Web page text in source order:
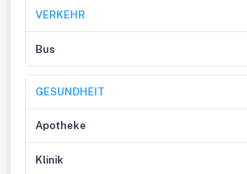
VERKEHR
Bus
GESUNDHEIT
Apotheke
Klinik